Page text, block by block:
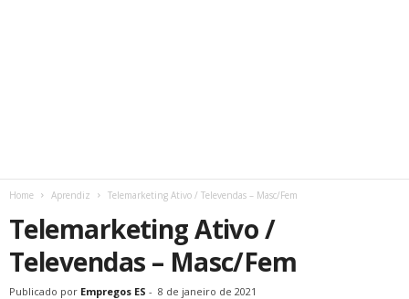
Home Aprendiz Telemarketing Ativo / Televendas – Masc/Fem
Telemarketing Ativo /
Televendas – Masc/Fem
Publicado por Empregos ES - 8 de janeiro de 2021